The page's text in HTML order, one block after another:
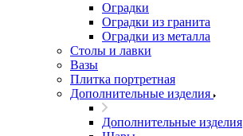
Оградки
Оградки из гранита
Оградки из металла
Столы и лавки
Вазы
Плитка портретная
Дополнительные изделия
Дополнительные изделия